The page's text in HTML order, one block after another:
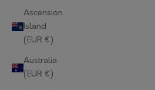
Ascension
Island
(EUR €)
Australia
(EUR €)